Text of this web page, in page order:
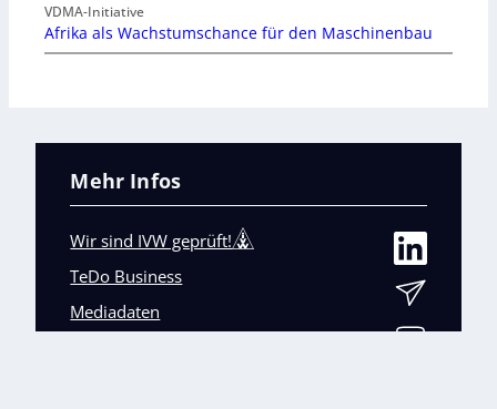
VDMA-Initiative
Afrika als Wachstumschance für den Maschinenbau
Mehr Infos
Wir sind IVW geprüft!
TeDo Business
Mediadaten